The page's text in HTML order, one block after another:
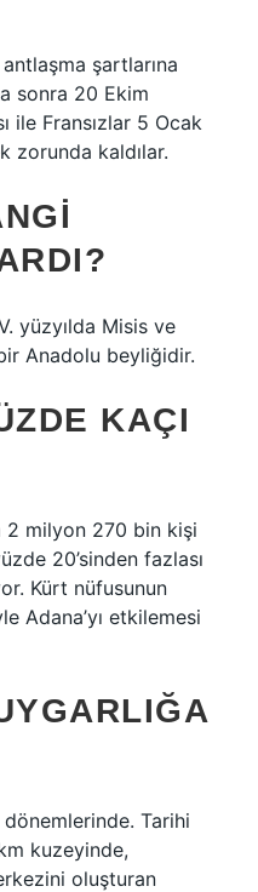
antlaşma şartlarına
sonra 20 Ekim
ile Fransızlar 5 Ocak
zorunda kaldılar.
yüzyılda Misis ve
Anadolu beyliğidir.
KAÇI
2 milyon 270 bin kişi
20’sinden fazlası
Kürt nüfusunun
Adana’yı etkilemesi
Tarihi
kuzeyinde,
oluşturan